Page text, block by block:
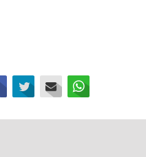
Facebook
Twitter Mail